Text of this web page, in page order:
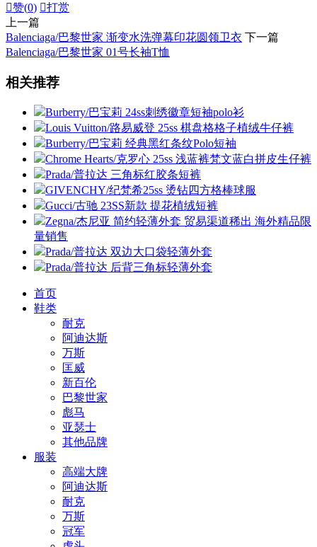
赞(0) 打赏
上一篇
Balenciaga/巴黎世家 渐变水洗弹幕印花圆领卫衣 下一篇
Balenciaga/巴黎世家 01号长袖T恤
相关推荐
Burberry/巴宝莉 24ss刺绣徽章短袖polo衫
Louis Vuitton/路易威登 25ss 棋盘格格子植绒牛仔裤
Burberry/巴宝莉 经典黑红条纹Polo短袖
Chrome Hearts/克罗心 25ss 浅蓝裤梵文蓝白拼皮生仔裤
Prada/普拉达 三角标红胶条短裤
GIVENCHY/纪梵希25ss 烫钻四方格棒球服
Gucci/古驰 23SS新款 提花植绒短裤
Zegna/杰尼亚 简约轻薄外套 贸易渠道稀出 海外精品限
量销售
Prada/普拉达 双边大口袋轻薄外套
Prada/普拉达 后背三角标轻薄外套
首页
鞋类
耐克
阿迪达斯
万斯
匡威
新百伦
巴黎世家
彪马
亚瑟士
其他品牌
服装
高端大牌
阿迪达斯
耐克
万斯
冠军